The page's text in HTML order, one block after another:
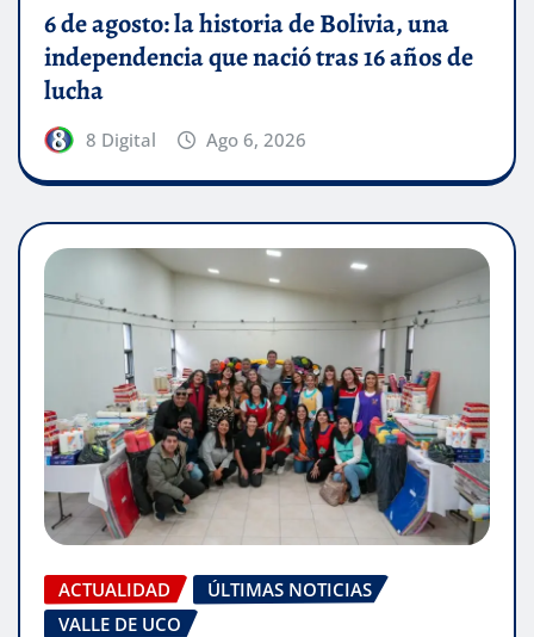
6 de agosto: la historia de Bolivia, una
independencia que nació tras 16 años de
lucha
8 Digital Ago 6, 2026
ACTUALIDAD
ÚLTIMAS NOTICIAS
VALLE DE UCO